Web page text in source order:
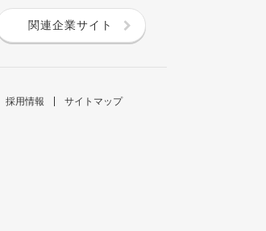
関連企業サイト
採用情報 サイトマップ